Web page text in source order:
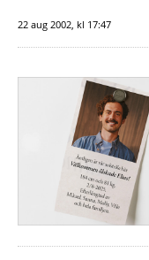
22 aug 2002, kl 17:47